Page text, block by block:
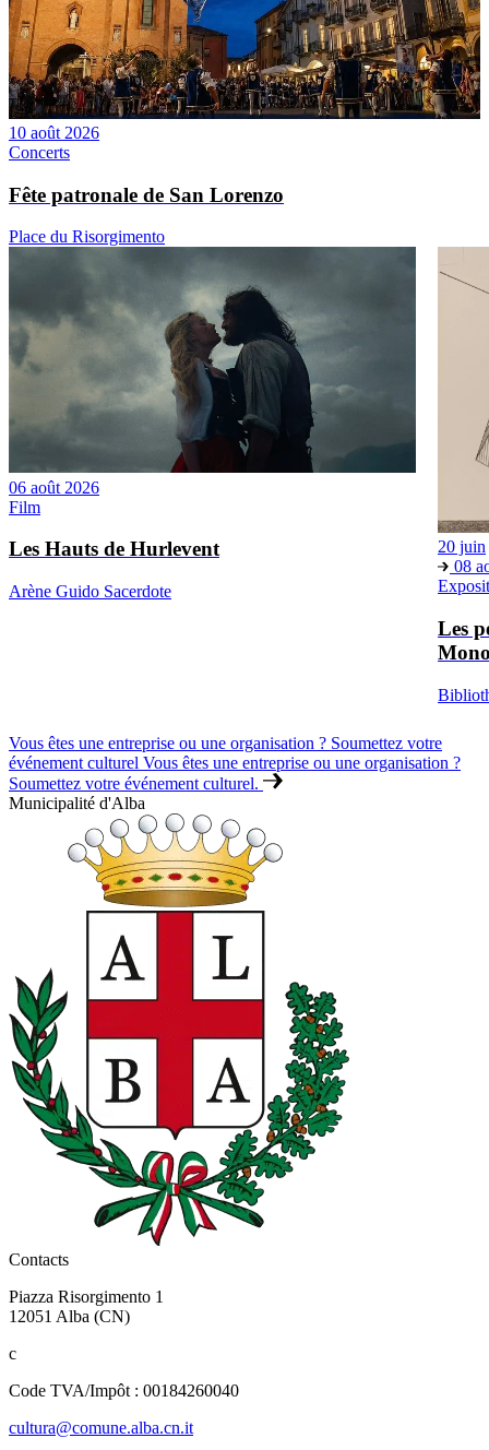
10 août 2026
Concerts
Fête patronale de San Lorenzo
Place du Risorgimento
06 août 2026
Film
Les Hauts de Hurlevent
Arène Guido Sacerdote
20 juin
08
Les
Vous êtes une entreprise ou une organisation ? Soumettez votre
événement culturel Vous êtes une entreprise ou une organisation ?
Soumettez votre événement culturel.
Municipalité d'Alba
Contacts
Piazza Risorgimento 1
12051 Alba (CN)
c
Code TVA/Impôt : 00184260040
cultura@comune.alba.cn.it